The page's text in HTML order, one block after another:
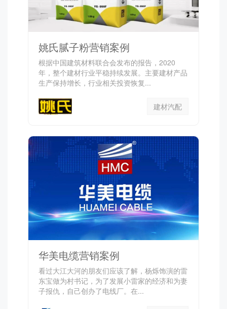
姚氏腻子粉营销案例
根据中国建筑材料联合会发布的报告，2020
年，整个建材行业平稳持续发展。主要建材产品
生产保持增长，行业相关投资恢复...
建材汽配
华美电缆营销案例
看过大江大河的朋友们应该了解，杨烁饰演的雷
东宝做为村书记，为了发展小雷家的经济和为妻
子报仇，自己创办了电线厂。在...